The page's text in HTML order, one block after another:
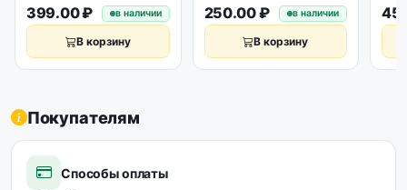
399.00 ₽ в наличии
В корзину
250.00 ₽ в наличии
В корзину
Покупателям
Способы оплаты